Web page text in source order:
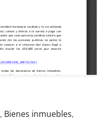
, Bienes inmuebles,